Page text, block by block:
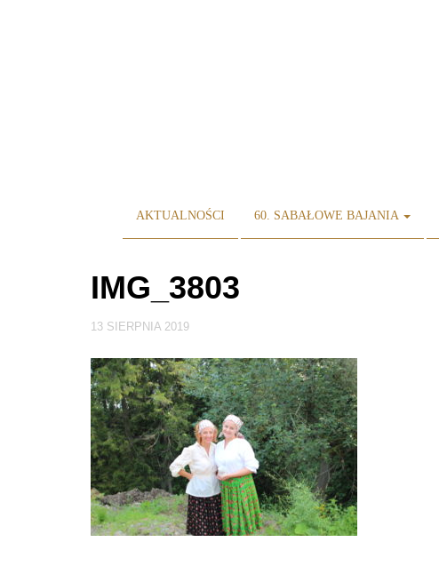
AKTUALNOŚCI 60. SABAŁOWE BAJANIA
IMG_3803
13 SIERPNIA 2019